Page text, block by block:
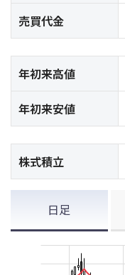
売買代金
年初来高値
年初来安値
株式積立
日足